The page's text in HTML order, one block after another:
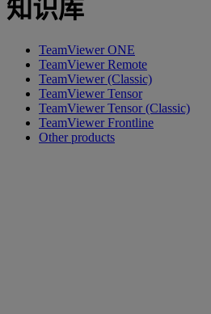
知识库
TeamViewer ONE
TeamViewer Remote
TeamViewer (Classic)
TeamViewer Tensor
TeamViewer Tensor (Classic)
TeamViewer Frontline
Other products